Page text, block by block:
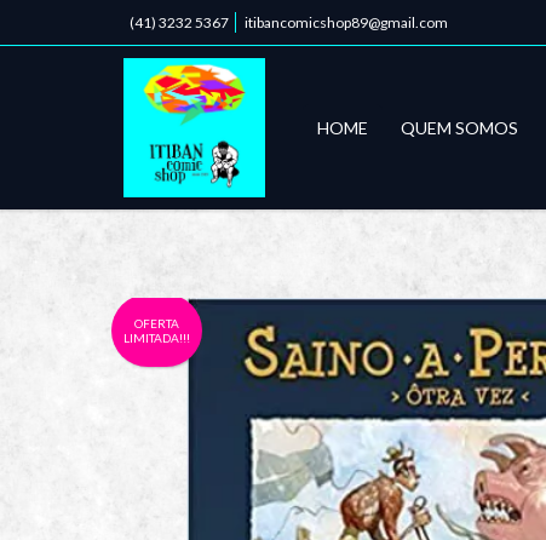
(41) 3232 5367 itibancomicshop89@gmail.com
HOME QUEM SOMOS
OFERTA
LIMITADA!!!